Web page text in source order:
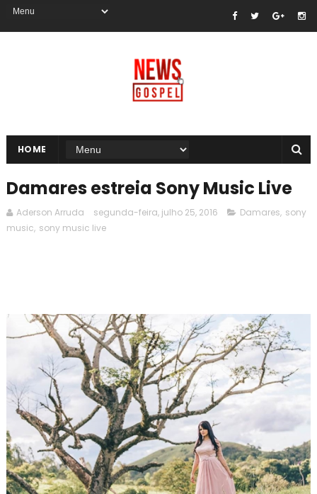
HOME
Damares estreia Sony Music Live
Aderson Arruda segunda-feira, julho 25, 2016 Damares, sony
music, sony music live